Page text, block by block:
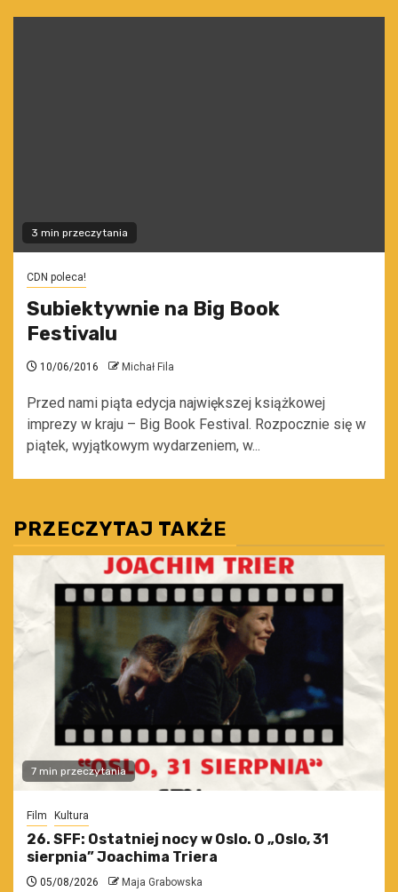
3 min przeczytania
CDN poleca!
Subiektywnie na Big Book
Festivalu
10/06/2016 Michał Fila
Przed nami piąta edycja największej książkowej
imprezy w kraju – Big Book Festival. Rozpocznie się w
piątek, wyjątkowym wydarzeniem, w...
PRZECZYTAJ TAKŻE
7 min przeczytania
Film Kultura
26. SFF: Ostatniej nocy w Oslo. O „Oslo, 31
sierpnia” Joachima Triera
05/08/2026 Maja Grabowska